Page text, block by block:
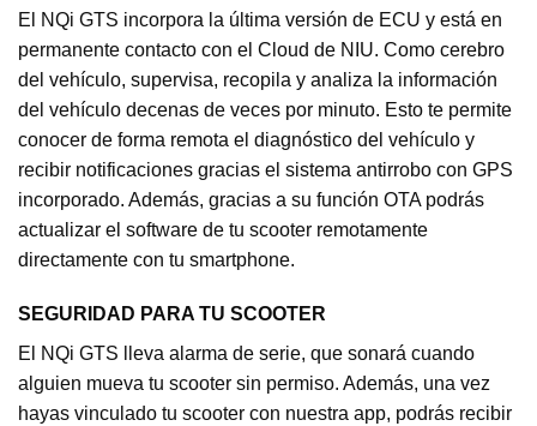
El NQi GTS incorpora la última versión de ECU y está en
permanente contacto con el Cloud de NIU. Como cerebro
del vehículo, supervisa, recopila y analiza la información
del vehículo decenas de veces por minuto. Esto te permite
conocer de forma remota el diagnóstico del vehículo y
recibir notificaciones gracias el sistema antirrobo con GPS
incorporado. Además, gracias a su función OTA podrás
actualizar el software de tu scooter remotamente
directamente con tu smartphone.
SEGURIDAD PARA TU SCOOTER
El NQi GTS lleva alarma de serie, que sonará cuando
alguien mueva tu scooter sin permiso. Además, una vez
hayas vinculado tu scooter con nuestra app, podrás recibir